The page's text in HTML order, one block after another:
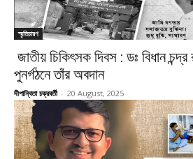
স্মৃতিচারণ
জাতীয় চিকিৎসক দিবস : ডঃ বিধান চন্দ্র
পুনর্গঠনে তাঁর অবদান
দীপান্বিতা চক্রবর্তী - 20 August, 2025